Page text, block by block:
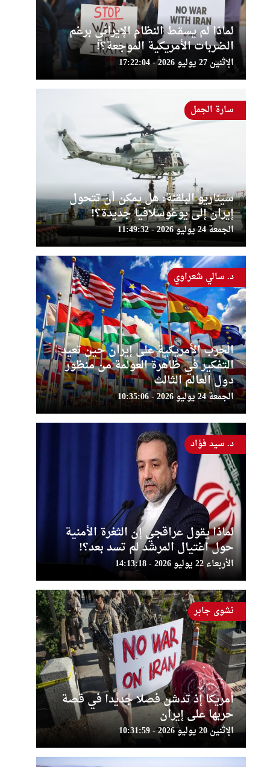
لماذا لم يسقط النظام الإيراني برغم
الضربات الأمريكية الموجعة؟!
الإثنين 27 يوليو 2026 - 17:22:04
سيناريو البلقنة: هل يمكن أن تتحول
إيران إلى يوغوسلافيا جديدة؟!
الجمعة 24 يوليو 2026 - 11:49:32
سارة الجمل
الحرب الأمريكية على إيران حين تعيد
التفكير في ظاهرة العولمة من منظور
دول العالم الثالث
الجمعة 24 يوليو 2026 - 10:35:06
د. سالي شعراوي
لماذا يقول عراقجي إن الثغرة الأمنية
حول اغتيال المرشد لم تسد بعد؟!
الأربعاء 22 يوليو 2026 - 14:13:18
د. سيد فؤاد
أمريكا إذ تدشن فصلا جديدا في قصة
حربها على إيران
الإثنين 20 يوليو 2026 - 10:31:59
نشوى جابر